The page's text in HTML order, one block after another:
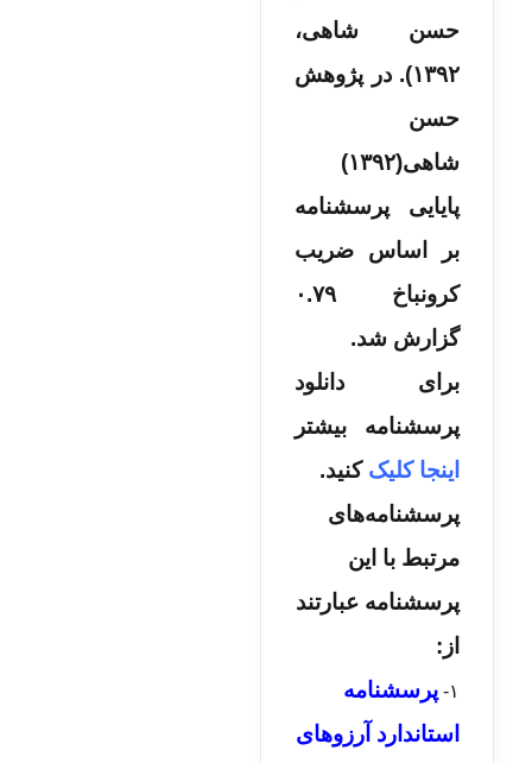
حسن شاهی،
۱۳۹۲). در پژوهش
حسن
شاهی(۱۳۹۲)
پایایی پرسشنامه
بر اساس ضریب
کرونباخ ۰.۷۹
گزارش شد.
برای دانلود
پرسشنامه بیشتر
اینجا کلیک کنید.
پرسشنامه‌های
مرتبط با این
پرسشنامه عبارتند
از:
۱-
پرسشنامه
استاندارد آرزوهای